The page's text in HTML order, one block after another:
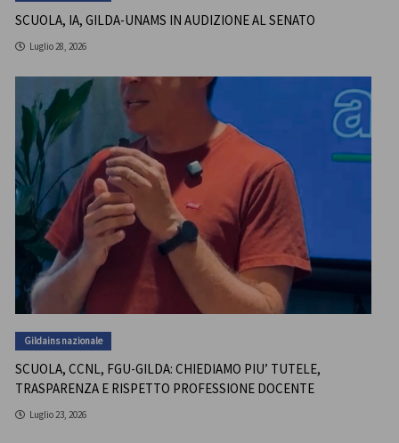
SCUOLA, IA, GILDA-UNAMS IN AUDIZIONE AL SENATO
Luglio 28, 2026
Gildains nazionale
SCUOLA, CCNL, FGU-GILDA: CHIEDIAMO PIU’ TUTELE,
TRASPARENZA E RISPETTO PROFESSIONE DOCENTE
Luglio 23, 2026